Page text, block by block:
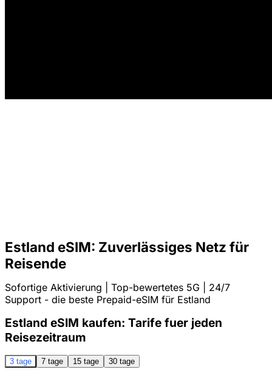
Estland eSIM: Zuverlässiges Netz für
Reisende
Sofortige Aktivierung | Top-bewertetes 5G | 24/7
Support - die beste Prepaid-eSIM für Estland
Estland eSIM kaufen: Tarife fuer jeden
Reisezeitraum
3 tage 7 tage 15 tage 30 tage